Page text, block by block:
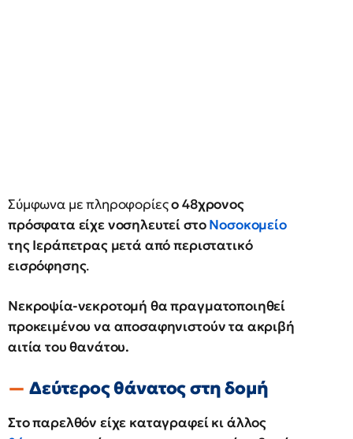
Σύμφωνα με πληροφορίεςο 48χρονος
πρόσφατα είχε νοσηλευτεί στοΝοσοκομείο
της Ιεράπετρας μετά από περιστατικό
εισρόφησης.
Νεκροψία-νεκροτομή θα πραγματοποιηθεί
προκειμένου να αποσαφηνιστούν τα ακριβή
αιτία του θανάτου.
Δεύτερος θάνατος στη δομή
Στο παρελθόν είχε καταγραφεί κι άλλος